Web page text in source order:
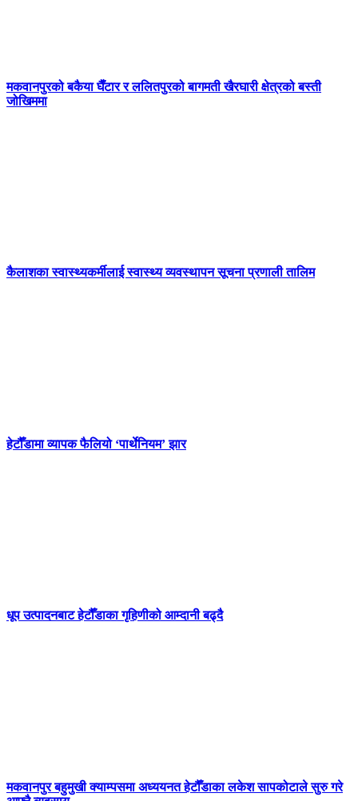
मकवानपुरको बकैया घैँटार र ललितपुरको बागमती खैरघारी क्षेत्रको बस्ती
जोखिममा
कैलाशका स्वास्थ्यकर्मीलाई स्वास्थ्य व्यवस्थापन सूचना प्रणाली तालिम
हेटौँडामा व्यापक फैलियो ‘पार्थेनियम’ झार
धूप उत्पादनबाट हेटौँडाका गृहिणीको आम्दानी बढ्दै
मकवानपुर बहुमुखी क्याम्पसमा अध्ययनत हेटौँडाका लकेश सापकोटाले सुरु गरे